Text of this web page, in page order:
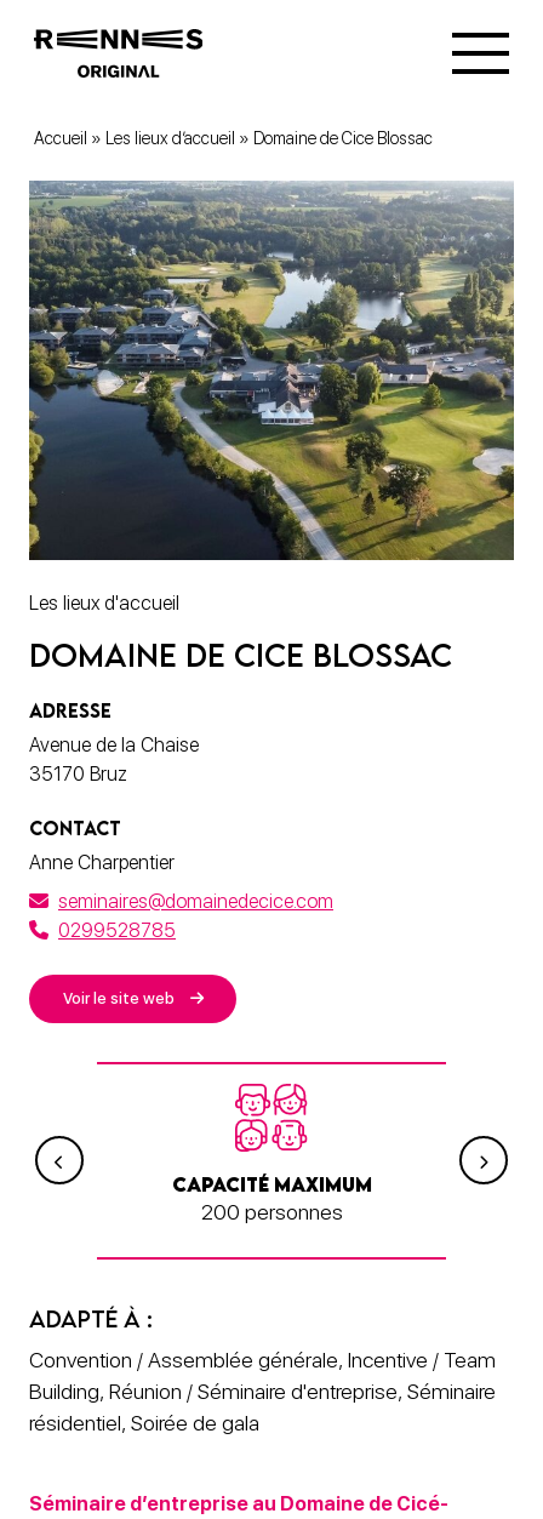
Accueil » Les lieux d’accueil » Domaine de Cice Blossac
Les lieux d'accueil
Domaine de Cice Blossac
ADRESSE
Avenue de la Chaise
35170 Bruz
CONTACT
Anne Charpentier
seminaires@domainedecice.com
0299528785
Voir le site web
CAPACITÉ MAXIMUM
200 personnes
ADAPTÉ À :
Convention / Assemblée générale, Incentive / Team
Building, Réunion / Séminaire d'entreprise, Séminaire
résidentiel, Soirée de gala
Séminaire d’entreprise au Domaine de Cicé-